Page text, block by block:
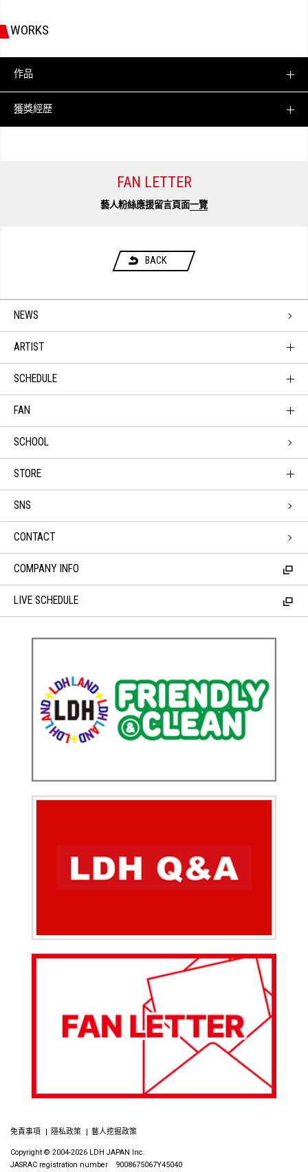
WORKS
作品
獲獎經歷
FAN LETTER
藝人粉絲應援留言頁面一覽
BACK
NEWS
ARTIST
SCHEDULE
FAN
SCHOOL
STORE
SNS
CONTACT
COMPANY INFO
LIVE SCHEDULE
免責事項 隱私政策 藝人挖掘政策
Copyright © 2004-2026 LDH JAPAN Inc.
JASRAC registration number 9008675067Y45040